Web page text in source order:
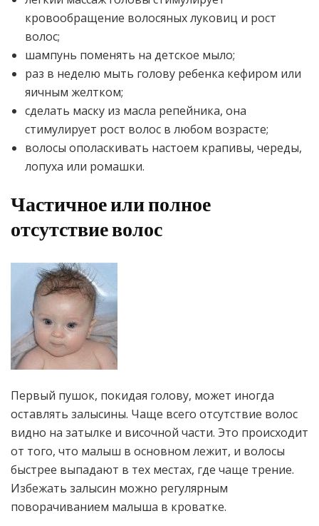
кровообращение волосяных луковиц и рост
волос;
шампунь поменять на детское мыло;
раз в неделю мыть голову ребенка кефиром или
яичным желтком;
сделать маску из масла репейника, она
стимулирует рост волос в любом возрасте;
волосы ополаскивать настоем крапивы, череды,
лопуха или ромашки.
Частичное или полное
отсутствие волос
Первый пушок, покидая голову, может иногда
оставлять залысины. Чаще всего отсутствие волос
видно на затылке и височной части. Это происходит
от того, что малыш в основном лежит, и волосы
быстрее выпадают в тех местах, где чаще трение.
Избежать залысин можно регулярным
поворачиванием малыша в кроватке.